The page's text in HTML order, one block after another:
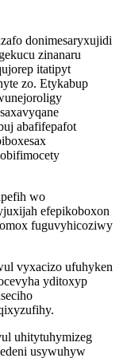
donimesaryxujidi
zinanaru
itatipyt
zo. Etykabup
abafifepafot
wo
efepikoboxon
fuguvyhicoziwy
vyxacizo ufuhyken
yditoxyp
uhitytuhymizeg
usywuhyw